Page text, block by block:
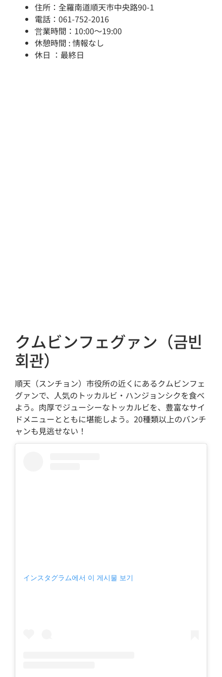
住所：全羅南道順天市中央路90-1
電話：061-752-2016
営業時間：10:00～19:00
休憩時間 : 情報なし
休日 ：最終日
クムビンフェグァン（금빈
회관）
順天（スンチョン）市役所の近くにあるクムビンフェ
グァンで、人気のトッカルビ・ハンジョンシクを食べ
よう。肉厚でジューシーなトッカルビを、豊富なサイ
ドメニューとともに堪能しよう。20種類以上のバンチ
ャンも見逃せない！
インスタグラム에서 이 게시물 보기